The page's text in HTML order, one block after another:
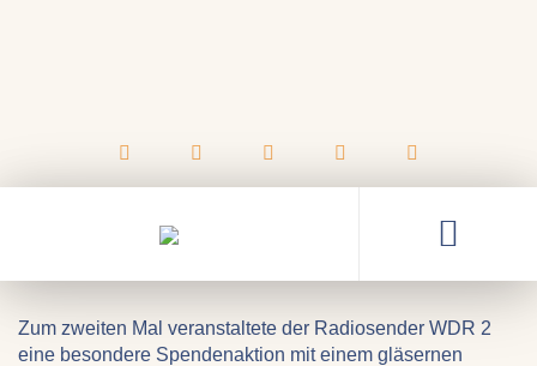
Klasse 10 beteiligte sich am
WDR 2 Weihnachtswunder
Zum zweiten Mal veranstaltete der Radiosender WDR 2
eine besondere Spendenaktion mit einem gläsernen